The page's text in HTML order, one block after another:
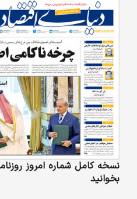
نسخه کامل شماره امروز
بخوانید